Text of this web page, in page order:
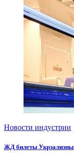
Новости индустрии
ЖД билеты